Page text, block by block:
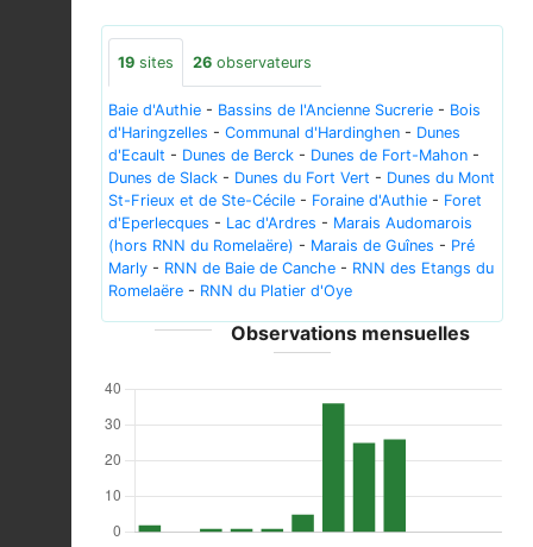
19 sites 26 observateurs
Baie d'Authie - Bassins de l'Ancienne Sucrerie - Bois
d'Haringzelles - Communal d'Hardinghen - Dunes
d'Ecault - Dunes de Berck - Dunes de Fort-Mahon -
Dunes de Slack - Dunes du Fort Vert - Dunes du Mont
St-Frieux et de Ste-Cécile - Foraine d'Authie - Foret
d'Eperlecques - Lac d'Ardres - Marais Audomarois
(hors RNN du Romelaëre) - Marais de Guînes - Pré
Marly - RNN de Baie de Canche - RNN des Etangs du
Romelaëre - RNN du Platier d'Oye
Observations mensuelles